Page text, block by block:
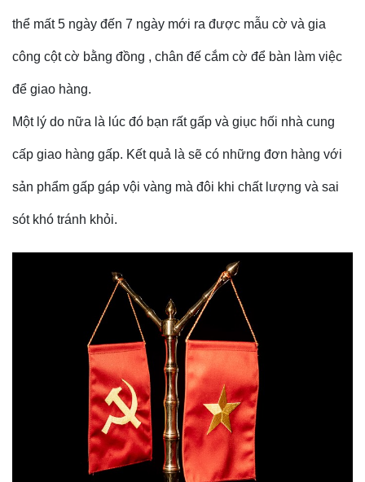
thể mất 5 ngày đến 7 ngày mới ra được mẫu cờ và gia
công cột cờ bằng đồng , chân đế cắm cờ để bàn làm việc
để giao hàng.
Một lý do nữa là lúc đó bạn rất gấp và giục hối nhà cung
cấp giao hàng gấp. Kết quả là sẽ có những đơn hàng với
sản phẩm gấp gáp vội vàng mà đôi khi chất lượng và sai
sót khó tránh khỏi.